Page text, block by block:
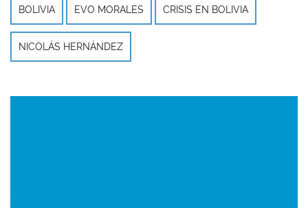
BOLIVIA EVO MORALES CRISIS EN BOLIVIA
NICOLÁS HERNÁNDEZ